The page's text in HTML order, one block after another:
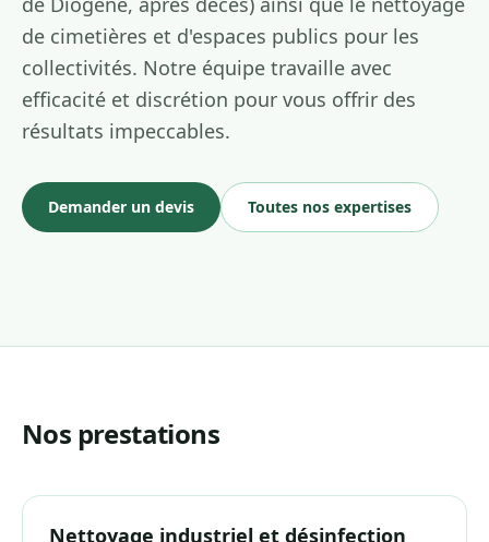
de cimetières et d'espaces publics pour les
collectivités. Notre équipe travaille avec
efficacité et discrétion pour vous offrir des
résultats impeccables.
Demander un devis Toutes nos expertises
Nos prestations
Nettoyage industriel et désinfection